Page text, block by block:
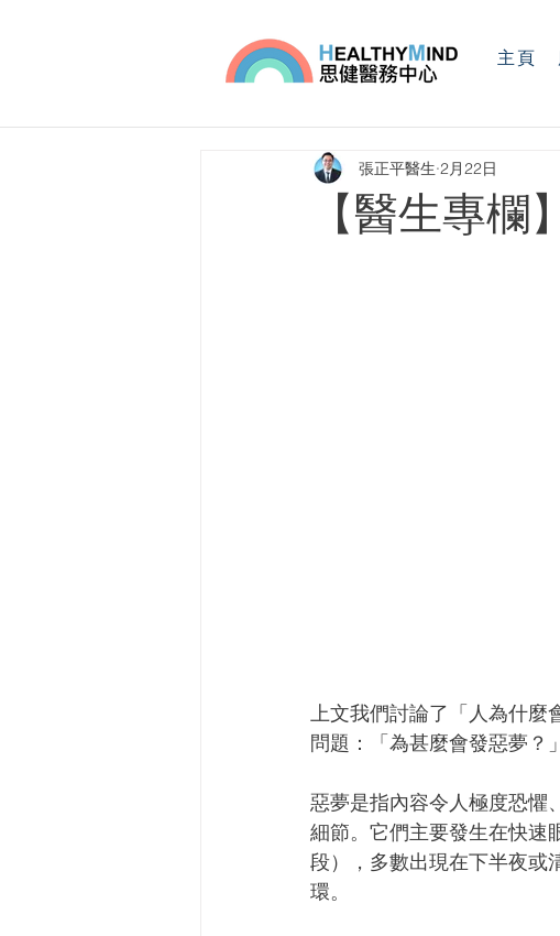
主頁
【醫生專
張正平醫生 2月22日
上文我們討論了「人為什麼
問題：「為甚麼會發惡夢？」
惡夢是指內容令人極度恐懼
細節。它們主要發生在快速
段），多數出現在下半夜或
環。